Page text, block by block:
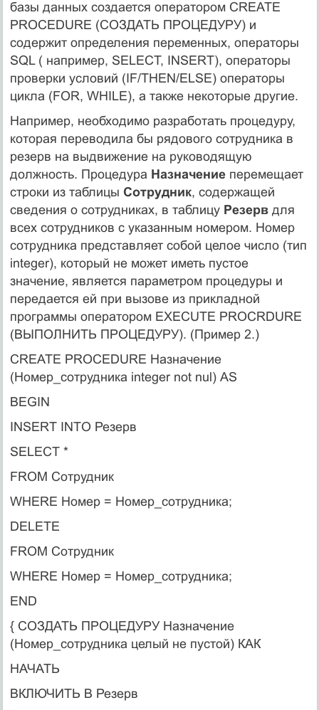
базы данных создается оператором CREATE
PROCEDURE (СОЗДАТЬ ПРОЦЕДУРУ) и
содержит определения переменных, операторы
SQL ( например, SELECT, INSERT), операторы
проверки условий (IF/THEN/ELSE) операторы
цикла (FOR, WHILE), а также некоторые другие.
Например, необходимо разработать процедуру,
которая переводила бы рядового сотрудника в
резерв на выдвижение на руководящую
должность. Процедура Назначениеперемещает
строки из таблицы Сотрудник, содержащей
сведения о сотрудниках, в таблицу Резервдля
всех сотрудников с указанным номером. Номер
сотрудника представляет собой целое число (тип
integer), который не может иметь пустое
значение, является параметром процедуры и
передается ей при вызове из прикладной
программы оператором EXECUTE PROCRDURE
(ВЫПОЛНИТЬ ПРОЦЕДУРУ). (Пример 2.)
CREATE PROCEDURE Назначение
(Номер_сотрудника integer not nul) AS
BEGIN
INSERT INTO Резерв
SELECT *
FROM Сотрудник
WHERE Номер = Номер_сотрудника;
DELETE
FROM Сотрудник
WHERE Номер = Номер_сотрудника;
END
{ СОЗДАТЬ ПРОЦЕДУРУ Назначение
(Номер_сотрудника целый не пустой) КАК
НАЧАТЬ
ВКЛЮЧИТЬ В Резерв